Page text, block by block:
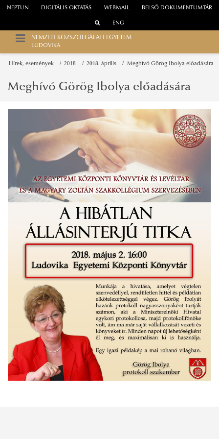
WEBMAIL
NEPTUN DIGITÁLIS OKTATÁS BELSŐ DOKUMENTUMTÁR
ENG
NEMZETI KÖZSZOLGÁLATI EGYETEM
LUDOVIKA
Hírek, események 2018 2018. április Meghívó Görög Ibolya előadására
Meghívó Görög Ibolya előadására